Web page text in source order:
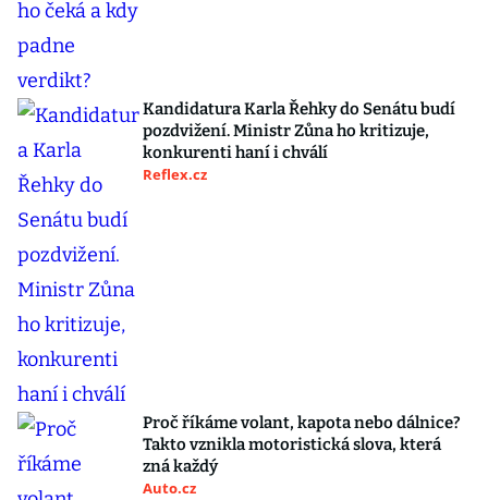
Kandidatura Karla Řehky do Senátu budí
pozdvižení. Ministr Zůna ho kritizuje,
konkurenti haní i chválí
Reflex.cz
Proč říkáme volant, kapota nebo dálnice?
Takto vznikla motoristická slova, která
zná každý
Auto.cz